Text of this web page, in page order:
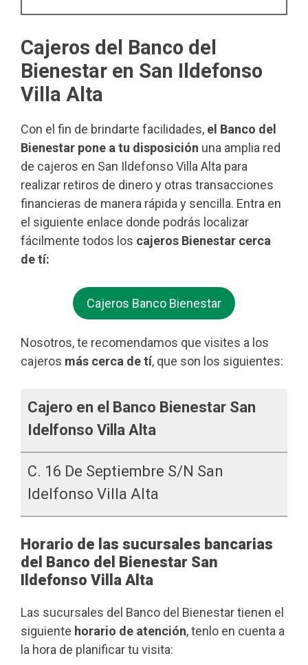
Cajeros del Banco del
Bienestar en San Ildefonso
Villa Alta
Con el fin de brindarte facilidades, el Banco del
Bienestar pone a tu disposición una amplia red
de cajeros en San Ildefonso Villa Alta para
realizar retiros de dinero y otras transacciones
financieras de manera rápida y sencilla. Entra en
el siguiente enlace donde podrás localizar
fácilmente todos los cajeros Bienestar cerca
de tí:
Cajeros Banco Bienestar
Nosotros, te recomendamos que visites a los
cajeros más cerca de tí, que son los siguientes:
Cajero en el Banco Bienestar San
Idelfonso Villa Alta
C. 16 De Septiembre S/n San
Idelfonso Villa Alta
Horario de las sucursales bancarias
del Banco del Bienestar San
Ildefonso Villa Alta
Las sucursales del Banco del Bienestar tienen el
siguiente horario de atención, tenlo en cuenta a
la hora de planificar tu visita: